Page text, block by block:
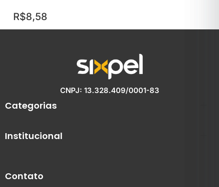
R$8,58
CNPJ: 13.328.409/0001-83
Categorias
Institucional
Contato